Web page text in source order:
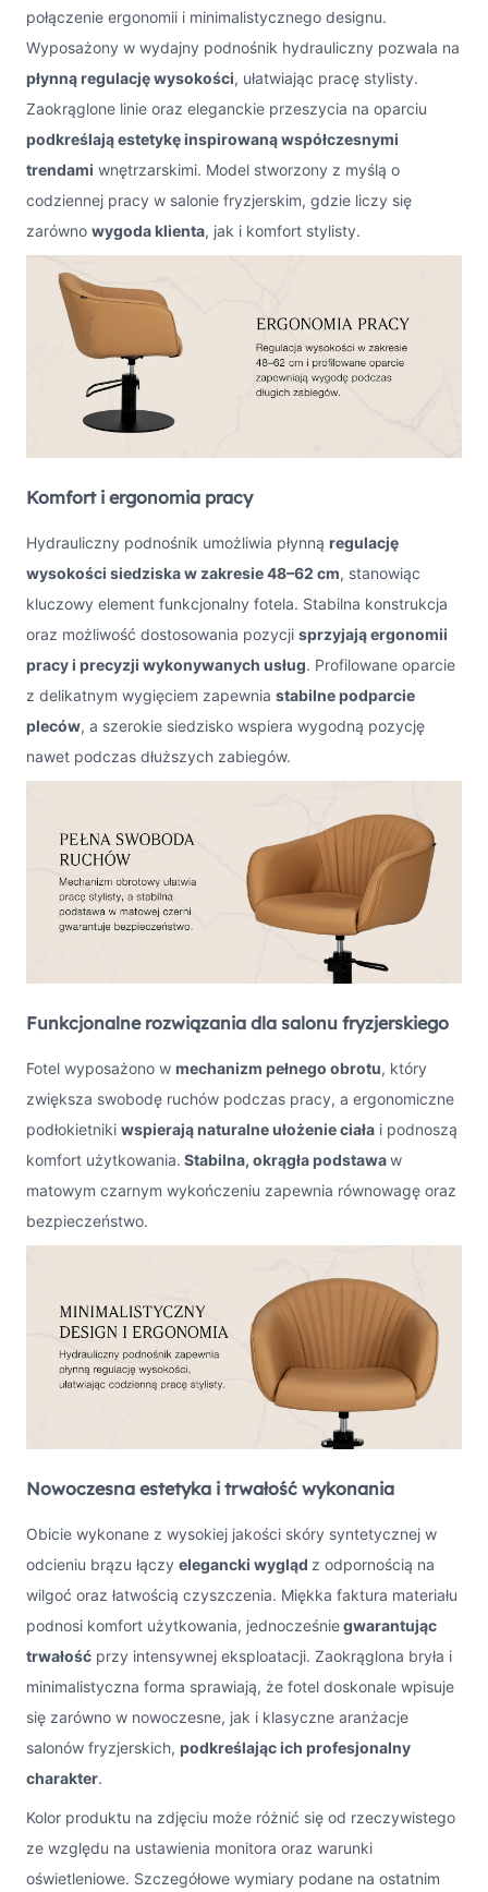
połączenie ergonomii i minimalistycznego designu.
Wyposażony w wydajny podnośnik hydrauliczny pozwala na
płynną regulację wysokości, ułatwiając pracę stylisty.
Zaokrąglone linie oraz eleganckie przeszycia na oparciu
podkreślają estetykę inspirowaną współczesnymi
trendami wnętrzarskimi. Model stworzony z myślą o
codziennej pracy w salonie fryzjerskim, gdzie liczy się
zarówno wygoda klienta, jak i komfort stylisty.
Komfort i ergonomia pracy
Hydrauliczny podnośnik umożliwia płynną regulację
wysokości siedziska w zakresie 48–62 cm, stanowiąc
kluczowy element funkcjonalny fotela. Stabilna konstrukcja
oraz możliwość dostosowania pozycji sprzyjają ergonomii
pracy i precyzji wykonywanych usług. Profilowane oparcie
z delikatnym wygięciem zapewnia stabilne podparcie
pleców, a szerokie siedzisko wspiera wygodną pozycję
nawet podczas dłuższych zabiegów.
Funkcjonalne rozwiązania dla salonu fryzjerskiego
Fotel wyposażono w mechanizm pełnego obrotu, który
zwiększa swobodę ruchów podczas pracy, a ergonomiczne
podłokietniki wspierają naturalne ułożenie ciała i podnoszą
komfort użytkowania. Stabilna, okrągła podstawaw
matowym czarnym wykończeniu zapewnia równowagę oraz
bezpieczeństwo.
Nowoczesna estetyka i trwałość wykonania
Obicie wykonane z wysokiej jakości skóry syntetycznej w
odcieniu brązu łączy elegancki wygląd z odpornością na
wilgoć oraz łatwością czyszczenia. Miękka faktura materiału
podnosi komfort użytkowania, jednocześniegwarantując
trwałość przy intensywnej eksploatacji. Zaokrąglona bryła i
minimalistyczna forma sprawiają, że fotel doskonale wpisuje
się zarówno w nowoczesne, jak i klasyczne aranżacje
salonów fryzjerskich, podkreślając ich profesjonalny
charakter.
Kolor produktu na zdjęciu może różnić się od rzeczywistego
ze względu na ustawienia monitora oraz warunki
oświetleniowe. Szczegółowe wymiary podane na ostatnim